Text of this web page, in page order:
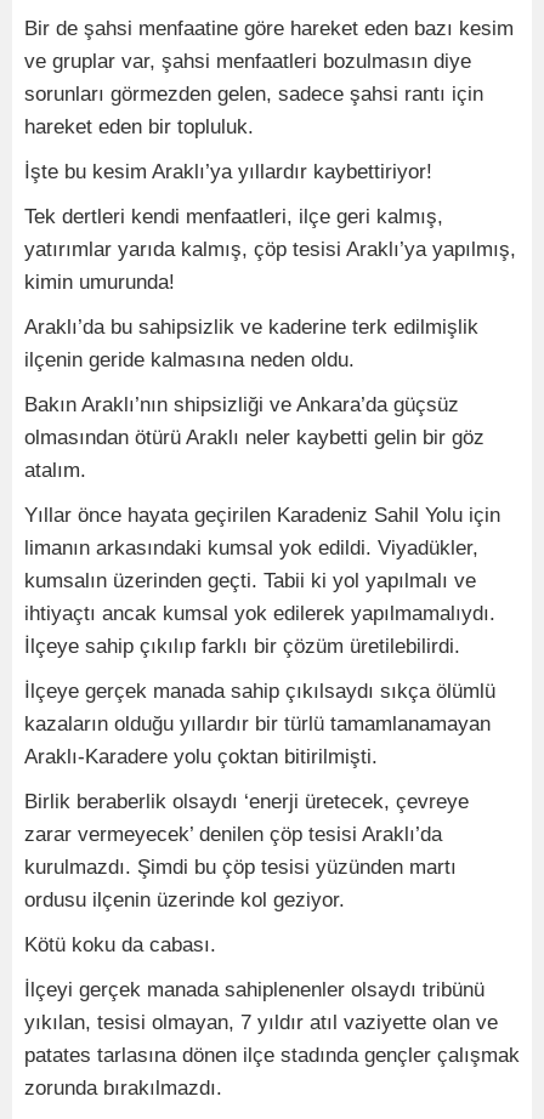
Bir de şahsi menfaatine göre hareket eden bazı kesim
ve gruplar var, şahsi menfaatleri bozulmasın diye
sorunları görmezden gelen, sadece şahsi rantı için
hareket eden bir topluluk.
İşte bu kesim Araklı’ya yıllardır kaybettiriyor!
Tek dertleri kendi menfaatleri, ilçe geri kalmış,
yatırımlar yarıda kalmış, çöp tesisi Araklı’ya yapılmış,
kimin umurunda!
Araklı’da bu sahipsizlik ve kaderine terk edilmişlik
ilçenin geride kalmasına neden oldu.
Bakın Araklı’nın shipsizliği ve Ankara’da güçsüz
olmasından ötürü Araklı neler kaybetti gelin bir göz
atalım.
Yıllar önce hayata geçirilen Karadeniz Sahil Yolu için
limanın arkasındaki kumsal yok edildi. Viyadükler,
kumsalın üzerinden geçti. Tabii ki yol yapılmalı ve
ihtiyaçtı ancak kumsal yok edilerek yapılmamalıydı.
İlçeye sahip çıkılıp farklı bir çözüm üretilebilirdi.
İlçeye gerçek manada sahip çıkılsaydı sıkça ölümlü
kazaların olduğu yıllardır bir türlü tamamlanamayan
Araklı-Karadere yolu çoktan bitirilmişti.
Birlik beraberlik olsaydı ‘enerji üretecek, çevreye
zarar vermeyecek’ denilen çöp tesisi Araklı’da
kurulmazdı. Şimdi bu çöp tesisi yüzünden martı
ordusu ilçenin üzerinde kol geziyor.
Kötü koku da cabası.
İlçeyi gerçek manada sahiplenenler olsaydı tribünü
yıkılan, tesisi olmayan, 7 yıldır atıl vaziyette olan ve
patates tarlasına dönen ilçe stadında gençler çalışmak
zorunda bırakılmazdı.